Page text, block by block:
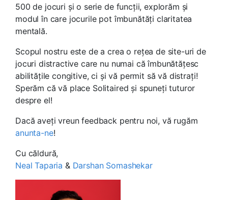
500 de jocuri și o serie de funcții, explorăm și
modul în care jocurile pot îmbunătăți claritatea
mentală.
Scopul nostru este de a crea o rețea de site-uri de
jocuri distractive care nu numai că îmbunătățesc
abilitățile congitive, ci și vă permit să vă distrați!
Sperăm că vă place Solitaired și spuneți tuturor
despre el!
Dacă aveți vreun feedback pentru noi, vă rugăm
anunta-ne!
Cu căldură,
Neal Taparia & Darshan Somashekar